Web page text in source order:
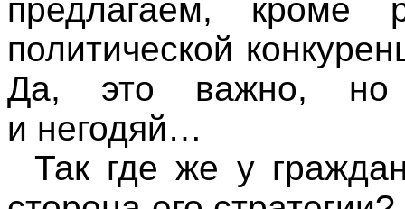
предлагаем, кроме
политической
Да, это важно, но
и негодяй…
Так где же у